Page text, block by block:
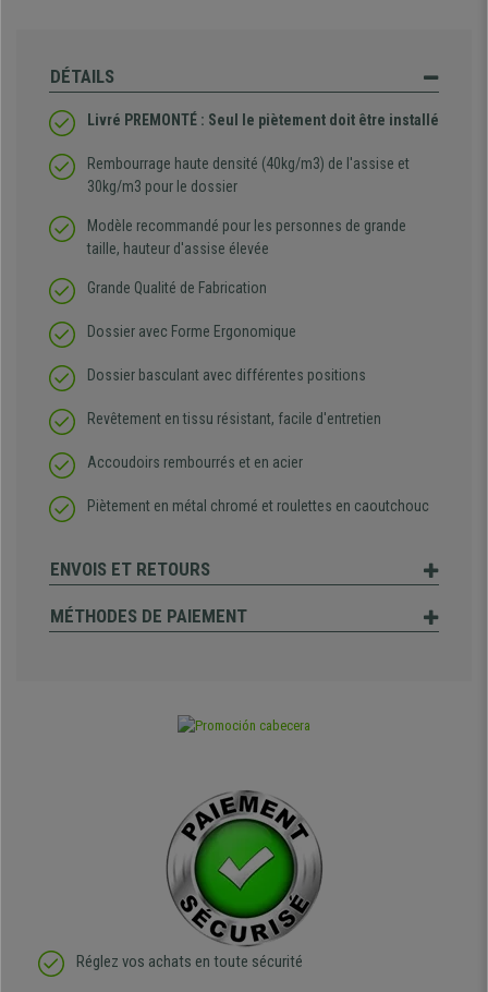
DÉTAILS
Livré PREMONTÉ : Seul le piètement doit être installé
Rembourrage haute densité (40kg/m3) de l'assise et
30kg/m3 pour le dossier
Modèle recommandé pour les personnes de grande
taille, hauteur d'assise élevée
Grande Qualité de Fabrication
Dossier avec Forme Ergonomique
Dossier basculant avec différentes positions
Revêtement en tissu résistant, facile d'entretien
Accoudoirs rembourrés et en acier
Piètement en métal chromé et roulettes en caoutchouc
ENVOIS ET RETOURS
MÉTHODES DE PAIEMENT
Réglez vos achats en toute sécurité